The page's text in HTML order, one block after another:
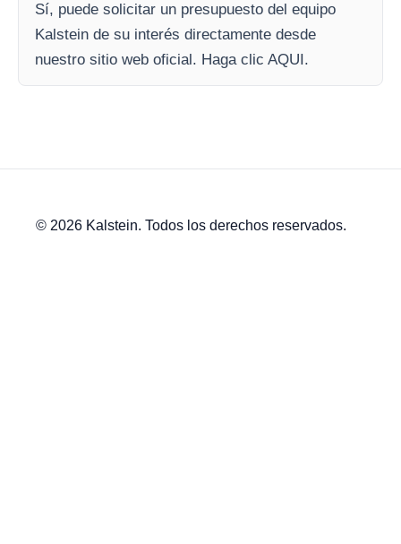
Sí, puede solicitar un presupuesto del equipo
Kalstein de su interés directamente desde
nuestro sitio web oficial. Haga clic AQUI.
© 2026 Kalstein. Todos los derechos reservados.